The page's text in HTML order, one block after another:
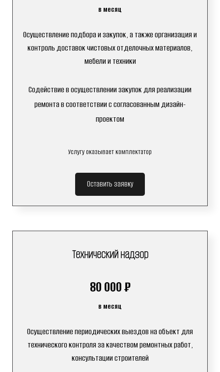
в месяц
Осуществление подбора и закупок, а также организация и
контроль доставок чистовых отделочных материалов,
мебели и техники
Содействие в осуществлении закупок для реализации
ремонта в соответствии с согласованным дизайн-
проектом
Услугу оказывает комплектатор
Оставить заявку
Технический надзор
80 000 ₽
в месяц
Осуществление периодических выездов на объект для
технического контроля за качеством ремонтных работ,
консультации строителей